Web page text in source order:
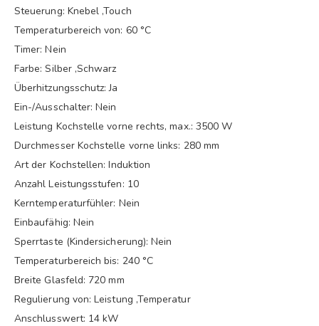
Steuerung: Knebel ,Touch
Temperaturbereich von: 60 °C
Timer: Nein
Farbe: Silber ,Schwarz
Überhitzungsschutz: Ja
Ein-/Ausschalter: Nein
Leistung Kochstelle vorne rechts, max.: 3500 W
Durchmesser Kochstelle vorne links: 280 mm
Art der Kochstellen: Induktion
Anzahl Leistungsstufen: 10
Kerntemperaturfühler: Nein
Einbaufähig: Nein
Sperrtaste (Kindersicherung): Nein
Temperaturbereich bis: 240 °C
Breite Glasfeld: 720 mm
Regulierung von: Leistung ,Temperatur
Anschlusswert: 14 kW